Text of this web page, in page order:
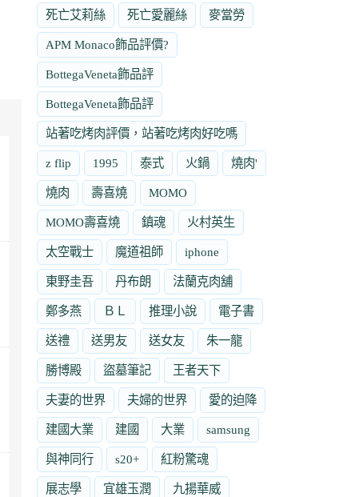
死亡艾莉絲 死亡愛麗絲 麥當勞
APM Monaco飾品評價?
BottegaVeneta飾品評
BottegaVeneta飾品評
站著吃烤肉評價，站著吃烤肉好吃嗎
z flip 1995 泰式 火鍋 燒肉'
燒肉 壽喜燒 MOMO
MOMO壽喜燒 鎮魂 火村英生
太空戰士 魔道祖師 iphone
東野圭吾 丹布朗 法蘭克肉舖
鄭多燕 ＢＬ 推理小說 電子書
送禮 送男友 送女友 朱一龍
勝博殿 盜墓筆記 王者天下
夫妻的世界 夫婦的世界 愛的迫降
建國大業 建國 大業 samsung
與神同行 s20+ 紅粉驚魂
展志學 宜雄玉潤 九揚華威